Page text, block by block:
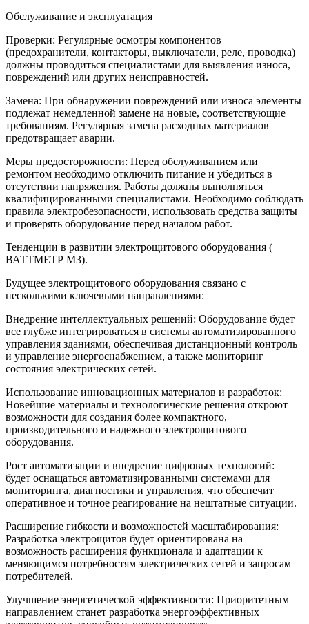
Обслуживание и эксплуатация
Проверки: Регулярные осмотры компонентов
(предохранители, контакторы, выключатели, реле, проводка)
должны проводиться специалистами для выявления износа,
повреждений или других неисправностей.
Замена: При обнаружении повреждений или износа элементы
подлежат немедленной замене на новые, соответствующие
требованиям. Регулярная замена расходных материалов
предотвращает аварии.
Меры предосторожности: Перед обслуживанием или
ремонтом необходимо отключить питание и убедиться в
отсутствии напряжения. Работы должны выполняться
квалифицированными специалистами. Необходимо соблюдать
правила электробезопасности, использовать средства защиты
и проверять оборудование перед началом работ.
Тенденции в развитии электрощитового оборудования (
ВАТТМЕТР М3).
Будущее электрощитового оборудования связано с
несколькими ключевыми направлениями:
Внедрение интеллектуальных решений: Оборудование будет
все глубже интегрироваться в системы автоматизированного
управления зданиями, обеспечивая дистанционный контроль
и управление энергоснабжением, а также мониторинг
состояния электрических сетей.
Использование инновационных материалов и разработок:
Новейшие материалы и технологические решения откроют
возможности для создания более компактного,
производительного и надежного электрощитового
оборудования.
Рост автоматизации и внедрение цифровых технологий:
будет оснащаться автоматизированными системами для
мониторинга, диагностики и управления, что обеспечит
оперативное и точное реагирование на нештатные ситуации.
Расширение гибкости и возможностей масштабирования:
Разработка электрощитов будет ориентирована на
возможность расширения функционала и адаптации к
меняющимся потребностям электрических сетей и запросам
потребителей.
Улучшение энергетической эффективности: Приоритетным
направлением станет разработка энергоэффективных